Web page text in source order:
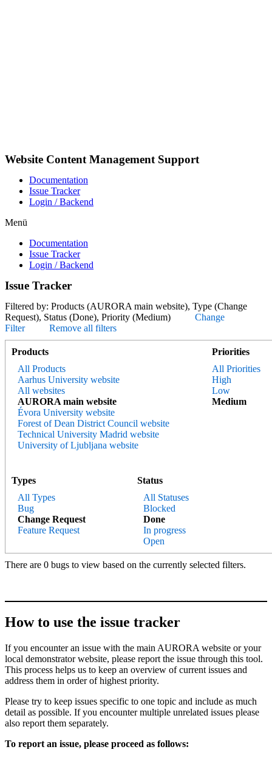
Website Content Management Support
Documentation
Issue Tracker
Login / Backend
Menü
Documentation
Issue Tracker
Login / Backend
Issue Tracker
Filtered by: Products (AURORA main website), Type (Change
Request), Status (Done), Priority (Medium) Change
Filter
Remove all filters
Products
All Products
Aarhus University website
All websites
AURORA main website
Évora University website
Forest of Dean District Council website
Technical University Madrid website
University of Ljubljana website
Types
All Types
Bug
Change Request
Feature Request
Status
All Statuses
Blocked
Done
In progress
Open
Priorities
All Priorities
High
Low
Medium
There are 0 bugs to view based on the currently selected filters.
How to use the issue tracker
If you encounter an issue with the main AURORA website or your
local demonstrator website, please report the issue through this tool.
This process helps us to keep an overview of current issues and
address them in order of highest priority.
Please try to keep issues specific to one topic and include as much
detail as possible. If you encounter multiple unrelated issues please
also report them separately.
To report an issue, please proceed as follows: